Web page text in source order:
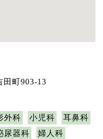
田町903-13
外科 小児科
耳鼻科
尿器科
婦人科